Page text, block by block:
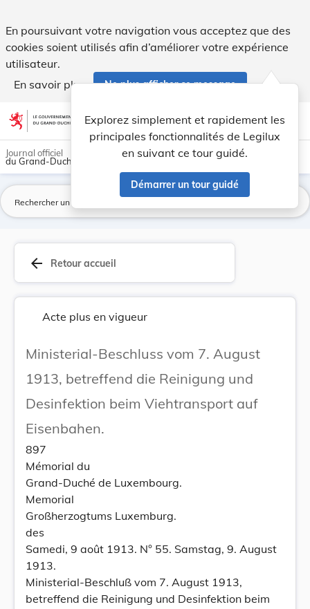
En poursuivant votre navigation vous acceptez que des
cookies soient utilisés afin d’améliorer votre expérience
utilisateur.
En savoir plus
Ne plus afficher ce message
Aller au contenu account_circle help Aide
Explorez simplement et rapidement les
principales fonctionnalités de Legilux
en suivant ce tour guidé.
Démarrer un tour guidé
light_mode dark_mode
Journal officiel
du Grand-Duché de Luxembourg
arrow_back Retour accueil
Acte plus en vigueur
Ministerial-Beschluss vom 7. August
1913, betreffend die Reinigung und
Desinfektion beim Viehtransport auf
Eisenbahen.
897
Mémorial du
Grand-Duché de Luxembourg.
Memorial
Großherzogtums Luxemburg.
des
Samedi, 9 août 1913. N° 55. Samstag, 9. August
1913.
Ministerial-Beschluß vom 7. August 1913,
betreffend die Reinigung und Desinfektion beim